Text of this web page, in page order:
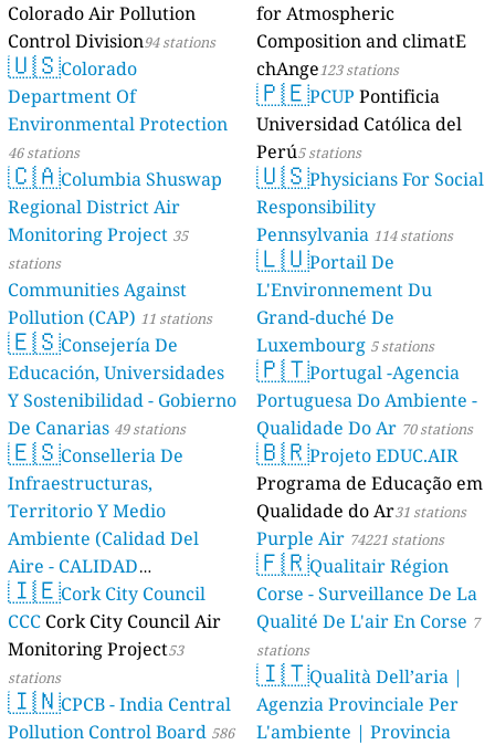
Colorado Air Pollution
Control Division94 stations
🇺🇸Colorado
Department Of
Environmental Protection
46 stations
🇨🇦Columbia Shuswap
Regional District Air
Monitoring Project 35
stations
Communities Against
Pollution (CAP) 11 stations
🇪🇸Consejería De
Educación, Universidades
Y Sostenibilidad - Gobierno
De Canarias 49 stations
🇪🇸Conselleria De
Infraestructuras,
Territorio Y Medio
Ambiente (Calidad Del
Aire - CALIDAD
AMBIENTAL) 23 stations
🇮🇪Cork City Council
CCC Cork City Council Air
Monitoring Project53
stations
🇮🇳CPCB - India Central
Pollution Control Board 586
for Atmospheric
Composition and climatE
chAnge123 stations
🇵🇪PCUP Pontificia
Universidad Católica del
Perú5 stations
🇺🇸Physicians For Social
Responsibility
Pennsylvania 114 stations
🇱🇺Portail De
L'Environnement Du
Grand-duché De
Luxembourg 5 stations
🇵🇹Portugal -Agencia
Portuguesa Do Ambiente -
Qualidade Do Ar 70 stations
🇧🇷Projeto EDUC.AIR
Programa de Educação em
Qualidade do Ar31 stations
Purple Air 74221 stations
🇫🇷Qualitair Région
Corse - Surveillance De La
Qualité De L'air En Corse 7
stations
🇮🇹Qualità Dell’aria |
Agenzia Provinciale Per
L'ambiente | Provincia